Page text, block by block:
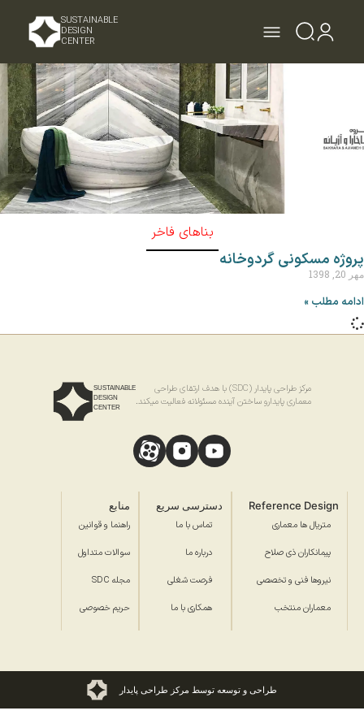
SUSTAINABLE
DESIGN
CENTER
بناهای فاخر
پروژه مسکونی گردوخانه
مهر 20, 1398
ادامه مطلب »
مرکز طراحی پایدار (SDC) با هدف ارتقای طراحی
معماری پایدارو ساختن آینده مسئولانه فعالیت میکند.
SUSTAINABLE
DESIGN
CENTER
Reference Design
متریال ها معماری
پیمانکاران ذی صلاح
نیروها فنی و تخصصی
معماران منتخب
دسترسی سریع
تماس با ما
درباره ما
فرصت شغلی
همکاری با ما
منابع
راهنما و قوانین
سوالات متداول
مجله SDC
حریم خصوصی
طراحی و توسعه توسط مرکز طراحی پایدار